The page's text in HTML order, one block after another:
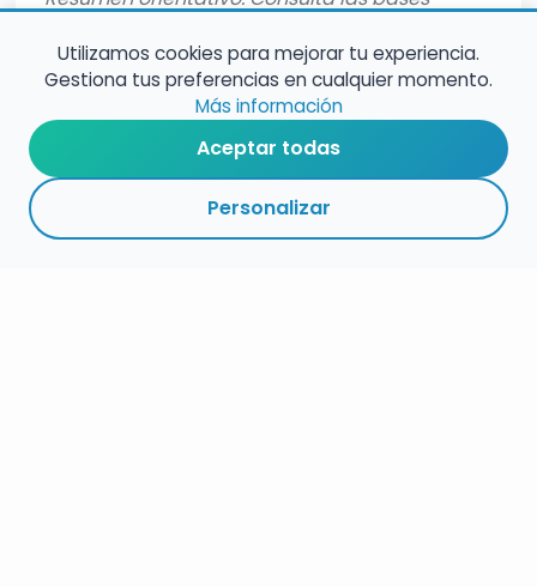
RESUMEN PLAZOS ESPECIALIDAD ENLACES SEGUIR
Utilizamos cookies para mejorar tu experiencia.
Gestiona tus preferencias en cualquier momento.
Más información
Aceptar todas
Personalizar